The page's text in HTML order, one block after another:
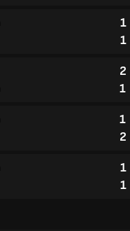
1
1
2
1
1
2
1
1